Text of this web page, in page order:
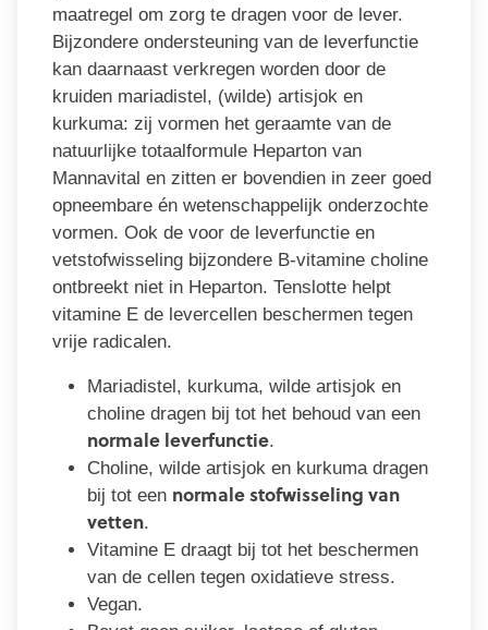
maatregel om zorg te dragen voor de lever.
Bijzondere ondersteuning van de leverfunctie
kan daarnaast verkregen worden door de
kruiden mariadistel, (wilde) artisjok en
kurkuma: zij vormen het geraamte van de
natuurlijke totaalformule Heparton van
Mannavital en zitten er bovendien in zeer goed
opneembare én wetenschappelijk onderzochte
vormen. Ook de voor de leverfunctie en
vetstofwisseling bijzondere B-vitamine choline
ontbreekt niet in Heparton. Tenslotte helpt
vitamine E de levercellen beschermen tegen
vrije radicalen.
Mariadistel, kurkuma, wilde artisjok en
choline dragen bij tot het behoud van een
normale leverfunctie.
Choline, wilde artisjok en kurkuma dragen
bij tot een normale stofwisseling van
vetten.
Vitamine E draagt bij tot het beschermen
van de cellen tegen oxidatieve stress.
Vegan.